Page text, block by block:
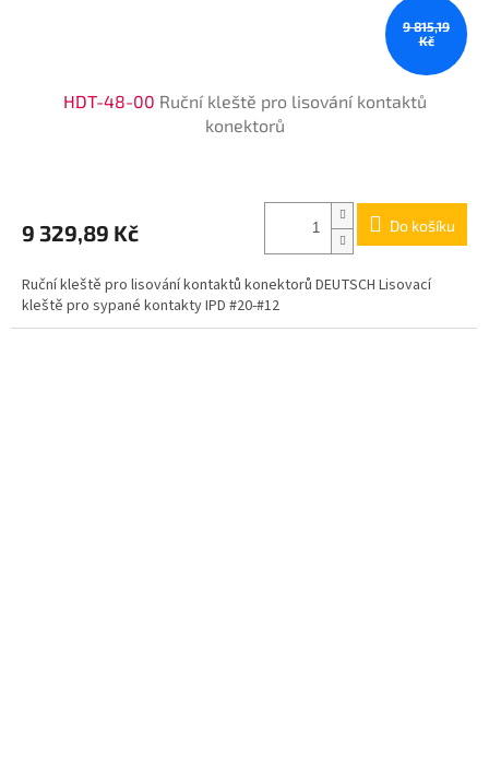
9 815,19
Kč
HDT-48-00 Ruční kleště pro lisování kontaktů
konektorů
9 329,89 Kč Do košíku
Ruční kleště pro lisování kontaktů konektorů DEUTSCH Lisovací
kleště pro sypané kontakty IPD #20-#12